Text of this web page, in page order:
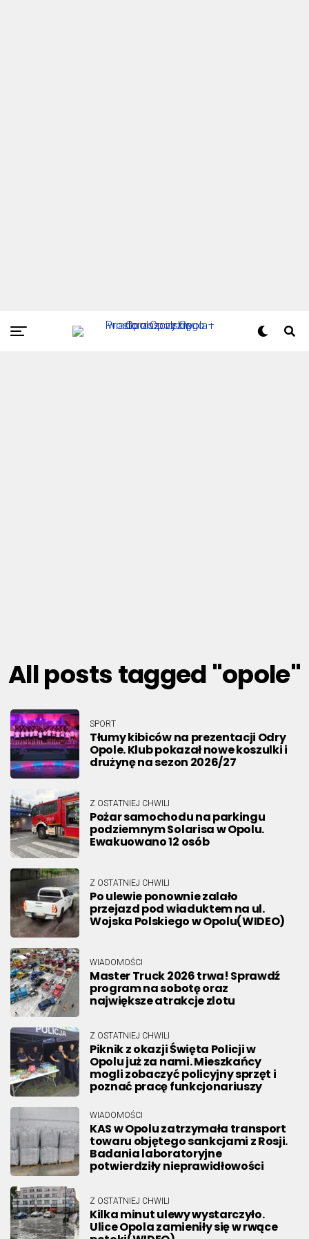
All posts tagged "opole"
SPORT
Tłumy kibiców na prezentacji Odry
Opole. Klub pokazał nowe koszulki i
drużynę na sezon 2026/27
Z OSTATNIEJ CHWILI
Pożar samochodu na parkingu
podziemnym Solarisa w Opolu.
Ewakuowano 12 osób
Z OSTATNIEJ CHWILI
Po ulewie ponownie zalało
przejazd pod wiaduktem na ul.
Wojska Polskiego w Opolu(WIDEO)
WIADOMOŚCI
Master Truck 2026 trwa! Sprawdź
program na sobotę oraz
największe atrakcje zlotu
Z OSTATNIEJ CHWILI
Piknik z okazji Święta Policji w
Opolu już za nami. Mieszkańcy
mogli zobaczyć policyjny sprzęt i
poznać pracę funkcjonariuszy
WIADOMOŚCI
KAS w Opolu zatrzymała transport
towaru objętego sankcjami z Rosji.
Badania laboratoryjne
potwierdziły nieprawidłowości
Z OSTATNIEJ CHWILI
Kilka minut ulewy wystarczyło.
Ulice Opola zamieniły się w rwące